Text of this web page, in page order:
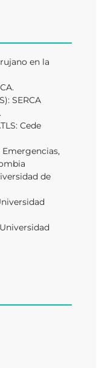
en la
SERCA
Cede
de